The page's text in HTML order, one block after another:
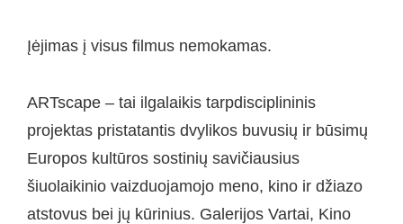
Įėjimas į visus filmus nemokamas.
ARTscape – tai ilgalaikis tarpdisciplininis
projektas pristatantis dvylikos buvusių ir būsimų
Europos kultūros sostinių savičiausius
šiuolaikinio vaizduojamojo meno, kino ir džiazo
atstovus bei jų kūrinius. Galerijos Vartai, Kino